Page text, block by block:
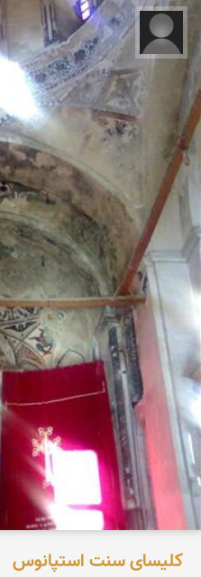
سید مجتبی شهیدی
کلیسای سنت استپانوس